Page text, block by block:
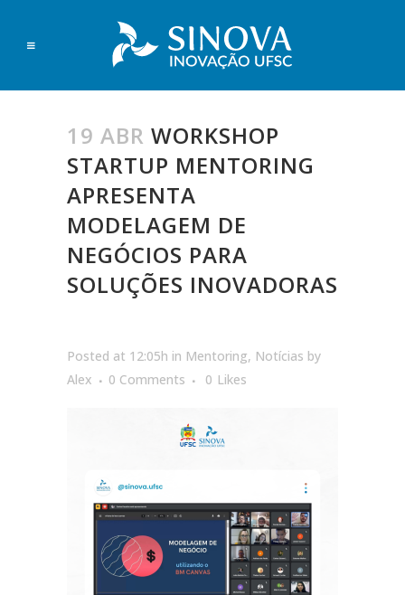
19 ABR WORKSHOP
STARTUP MENTORING
APRESENTA
MODELAGEM DE
NEGÓCIOS PARA
SOLUÇÕES INOVADORAS
Posted at 12:05h in Mentoring, Notícias by
Alex
0 Comments 0 Likes